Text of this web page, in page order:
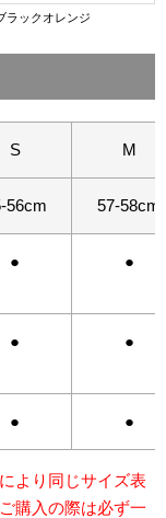
ラックオレンジ
S M
56cm 57-58cm
● ●
● ●
● ●
より同じサイズ表
購入の際は必ず一